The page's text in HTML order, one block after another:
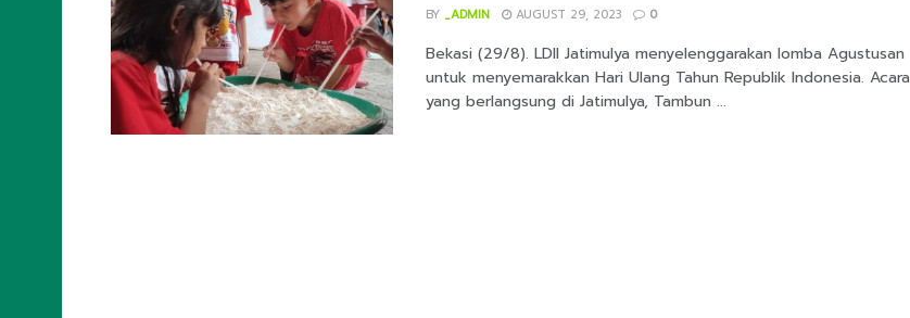
BY _ADMIN AUGUST 29, 2023 0
Bekasi (29/8). LDII Jatimulya menyelenggarakan lomba Agustusan
untuk menyemarakkan Hari Ulang Tahun Republik Indonesia. Acara
yang berlangsung di Jatimulya, Tambun ...